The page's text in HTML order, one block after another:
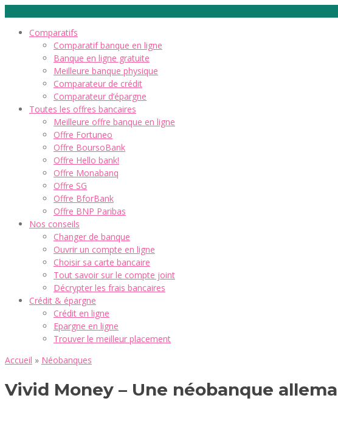
Comparatifs
Comparatif banque en ligne
Banque en ligne gratuite
Meilleure banque physique
Comparateur de crédit
Comparateur d’épargne
Toutes les offres bancaires
Meilleure offre banque en ligne
Offre Fortuneo
Offre BoursoBank
Offre Hello bank!
Offre Monabanq
Offre SG
Offre BforBank
Offre BNP Paribas
Nos conseils
Changer de banque
Ouvrir un compte en ligne
Choisir sa carte bancaire
Tout savoir sur le compte joint
Décrypter les frais bancaires
Crédit & épargne
Crédit en ligne
Epargne en ligne
Trouver le meilleur placement
Accueil » Néobanques
Vivid Money – Une néobanque